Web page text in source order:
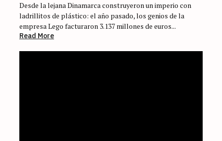
Desde la lejana Dinamarca construyeron un imperio con
ladrillitos de plástico: el año pasado, los genios de la
empresa Lego facturaron 3.137 millones de euros...
Read More